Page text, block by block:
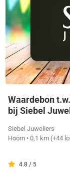
Waardebon
bij Siebel
Siebel Juweliers
Hoorn • 0,1 km (+44
4.8 / 5